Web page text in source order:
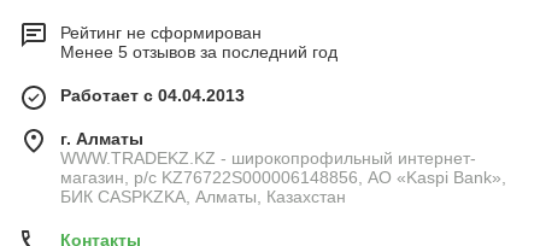
Рейтинг не сформирован
Менее 5 отзывов за последний год
Работает с 04.04.2013
г. Алматы
WWW.TRADEKZ.KZ - широкопрофильный интернет-
магазин, р/с KZ76722S000006148856, АО «Kaspi Bank»,
БИК CASPKZKA, Алматы, Казахстан
Контакты